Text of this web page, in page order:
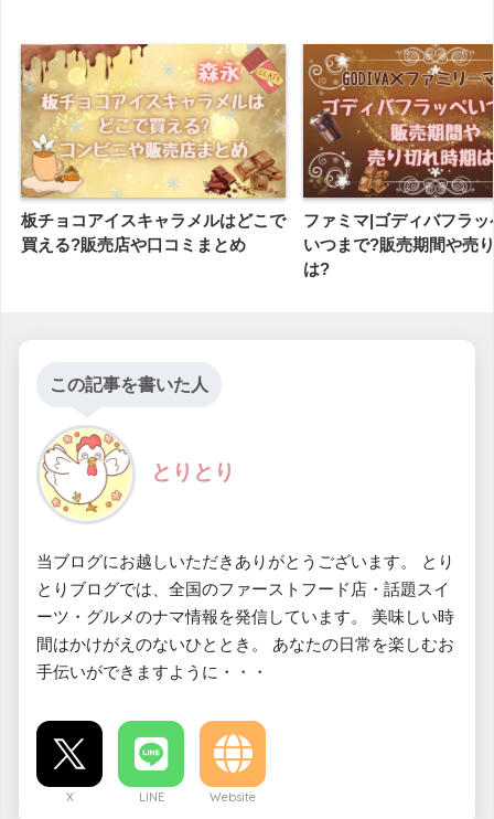
板チョコアイスキャラメルはどこで
買える?販売店や口コミまとめ
ファミマ|ゴディバフラッ
いつまで?販売期間や売
は?
この記事を書いた人
とりとり
当ブログにお越しいただきありがとうございます。 とり
とりブログでは、全国のファーストフード店・話題スイ
ーツ・グルメのナマ情報を発信しています。 美味しい時
間はかけがえのないひととき。 あなたの日常を楽しむお
手伝いができますように・・・
X LINE Website